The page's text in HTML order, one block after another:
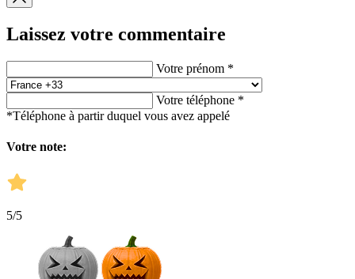
Laissez votre commentaire
Votre prénom *
Votre téléphone *
*Téléphone à partir duquel vous avez appelé
Votre note:
5/5